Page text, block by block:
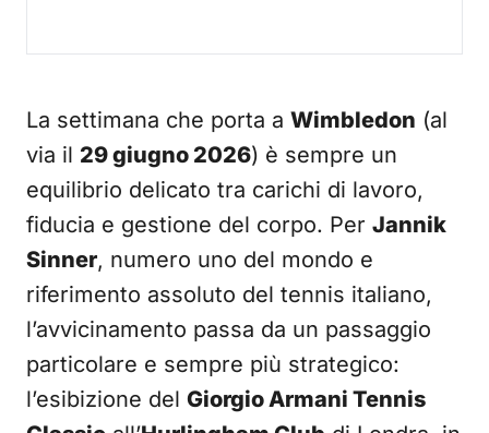
La settimana che porta a Wimbledon (al
via il 29 giugno 2026) è sempre un
equilibrio delicato tra carichi di lavoro,
fiducia e gestione del corpo. Per Jannik
Sinner, numero uno del mondo e
riferimento assoluto del tennis italiano,
l’avvicinamento passa da un passaggio
particolare e sempre più strategico:
l’esibizione del Giorgio Armani Tennis